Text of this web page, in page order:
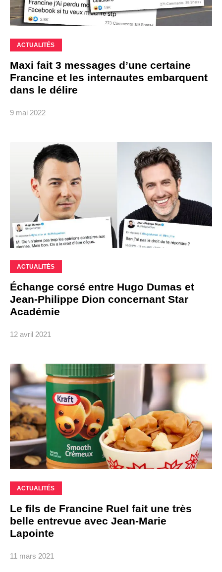
ACTUALITÉS
Maxi fait 3 messages d’une certaine
Francine et les internautes embarquent
dans le délire
9 mai 2022
ACTUALITÉS
Échange corsé entre Hugo Dumas et
Jean-Philippe Dion concernant Star
Académie
12 avril 2021
ACTUALITÉS
Le fils de Francine Ruel fait une très
belle entrevue avec Jean-Marie
Lapointe
11 mars 2021